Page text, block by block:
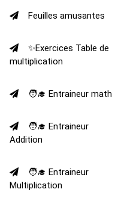
Feuilles amusantes
✨Exercices Table de
multiplication
🧑‍🎓 Entraineur math
🧑‍🎓 Entraineur
Addition
🧑‍🎓 Entraineur
Multiplication